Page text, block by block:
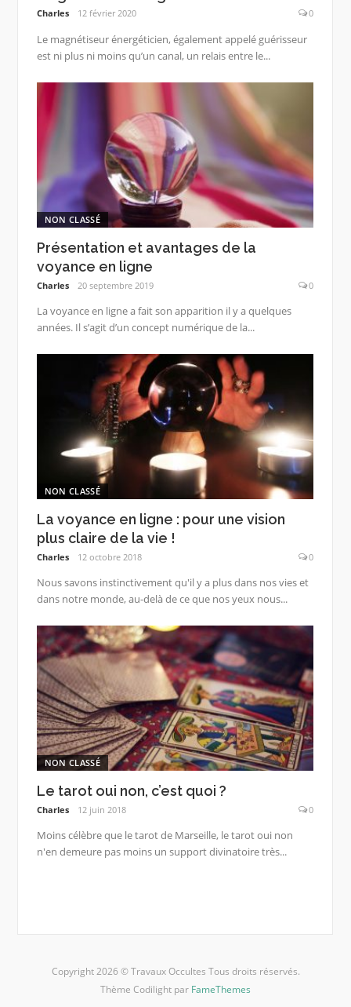
Charles 12 février 2020 0
Le magnétiseur énergéticien, également appelé guérisseur
est ni plus ni moins qu’un canal, un relais entre le...
NON CLASSÉ
Présentation et avantages de la
voyance en ligne
Charles 20 septembre 2019 0
La voyance en ligne a fait son apparition il y a quelques
années. Il s’agit d’un concept numérique de la...
NON CLASSÉ
La voyance en ligne : pour une vision
plus claire de la vie !
Charles 12 octobre 2018 0
Nous savons instinctivement qu'il y a plus dans nos vies et
dans notre monde, au-delà de ce que nos yeux nous...
NON CLASSÉ
Le tarot oui non, c’est quoi ?
Charles 12 juin 2018 0
Moins célèbre que le tarot de Marseille, le tarot oui non
n'en demeure pas moins un support divinatoire très...
Copyright 2026 © Travaux Occultes Tous droits réservés.
Thème Codilight par FameThemes